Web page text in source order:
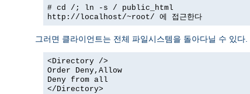
# cd /; ln -s / public_html
http://localhost/~root/ 에 접근한다
그러면 클라이언트는 전체 파일시스템을 돌아다닐 수 있
<Directory />
Order Deny,Allow
Deny from all
</Directory>